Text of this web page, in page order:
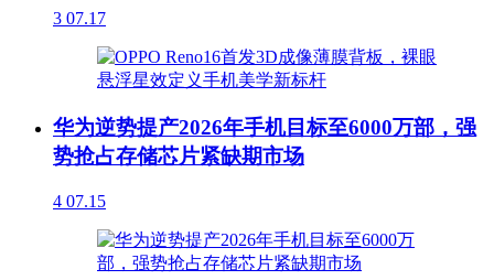
3 07.17
华为逆势提产2026年手机目标至6000万部，强
势抢占存储芯片紧缺期市场
4 07.15